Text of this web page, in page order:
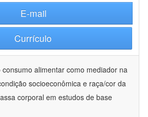
E-mail
Currículo
consumo alimentar como mediador na
socioeconômica e raça/cor da
corporal em estudos de base